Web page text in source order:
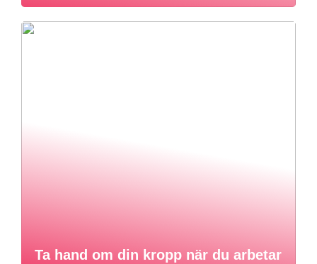
Ta hand om din kropp när du arbetar